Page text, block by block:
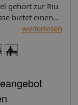
gehört zur Riu
bietet einen
aufmerksame
am
über eine
Morro
ca.
weiterlesen